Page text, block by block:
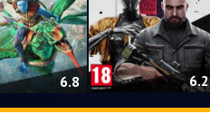
6.8 6.2